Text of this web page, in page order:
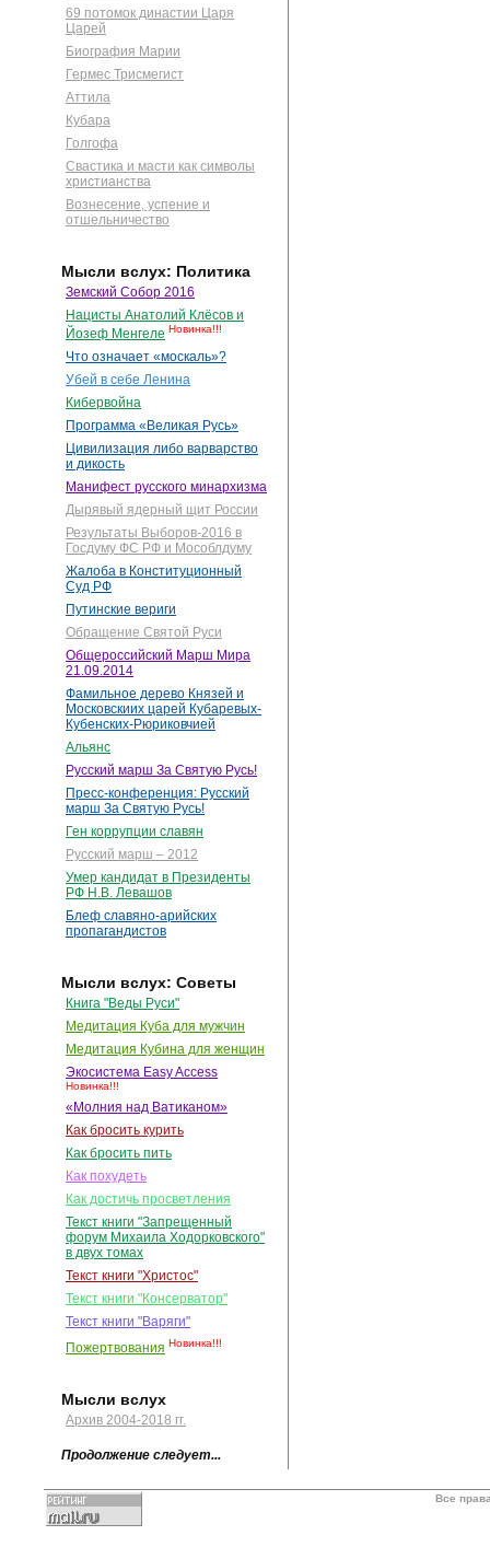
69 потомок династии Царя
Царей
Биография Марии
Гермес Трисмегист
Аттила
Кубара
Голгофа
Свастика и масти как символы
христианства
Вознесение, успение и
отшельничество
Мысли вслух: Политика
Земский Собор 2016
Нацисты Анатолий Клёсов и
Йозеф Менгеле Новинка!!!
Что означает «москаль»?
Убей в себе Ленина
Кибервойна
Программа «Великая Русь»
Цивилизация либо варварство
и дикость
Манифест русского минархизма
Дырявый ядерный щит России
Результаты Выборов-2016 в
Госдуму ФС РФ и Мособлдуму
Жалоба в Конституционный
Суд РФ
Путинские вериги
Обращение Святой Руси
Общероссийский Марш Мира
21.09.2014
Фамильное дерево Князей и
Московскиих царей Кубаревых-
Кубенских-Рюриковчией
Альянс
Русский марш За Святую Русь!
Пресс-конференция: Русский
марш За Святую Русь!
Ген коррупции славян
Русский марш – 2012
Умер кандидат в Президенты
РФ Н.В. Левашов
Блеф славяно-арийских
пропагандистов
Мысли вслух: Советы
Книга "Веды Руси"
Медитация Куба для мужчин
Медитация Кубина для женщин
Экосистема Easy Access
Новинка!!!
«Молния над Ватиканом»
Как бросить курить
Как бросить пить
Как похудеть
Как достичь просветления
Текст книги "Запрещенный
форум Михаила Ходорковского"
в двух томах
Текст книги "Христос"
Текст книги "Консерватор"
Текст книги "Варяги"
Пожертвования Новинка!!!
Мысли вслух
Архив 2004-2018 гг.
Продолжение следует...
Все